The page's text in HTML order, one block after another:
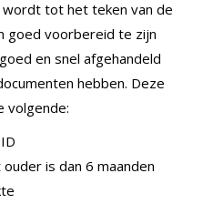
tot het teken van de
goed voorbereid te zijn
en snel afgehandeld
hebben. Deze
volgende:
is dan 6 maanden